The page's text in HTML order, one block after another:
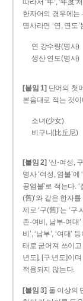
따라서 ‘年’, ‘年度
한자어의 경우에는
명사라면 ‘연, 연도
연 강수량(명사)
생산 연도(명사)
[붙임 1] 단어의 첫
본음대로 적는 것
소녀(少女)
비구니(比丘尼)
[붙임 2] ‘신-여성,
명사 ‘여성, 염불’
공염불’로 적는다.
(舊)’와 같은 한자
제로 ‘구(舊)’는 ‘
존­-여비, 남부-­여대
비’, ‘남부’, ‘여대
태로 굳어져 쓰이고
년도], [구ː년도]이
적용되지 않는다.
[붙임 3] 둘 이상의